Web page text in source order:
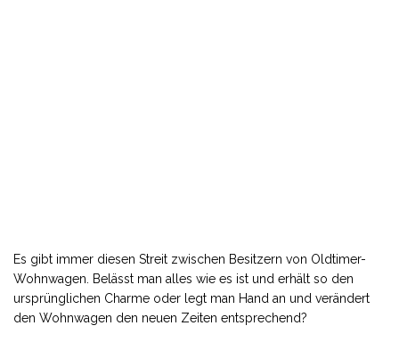
Es gibt immer diesen Streit zwischen Besitzern von Oldtimer-
Wohnwagen. Belässt man alles wie es ist und erhält so den
ursprünglichen Charme oder legt man Hand an und verändert
den Wohnwagen den neuen Zeiten entsprechend?